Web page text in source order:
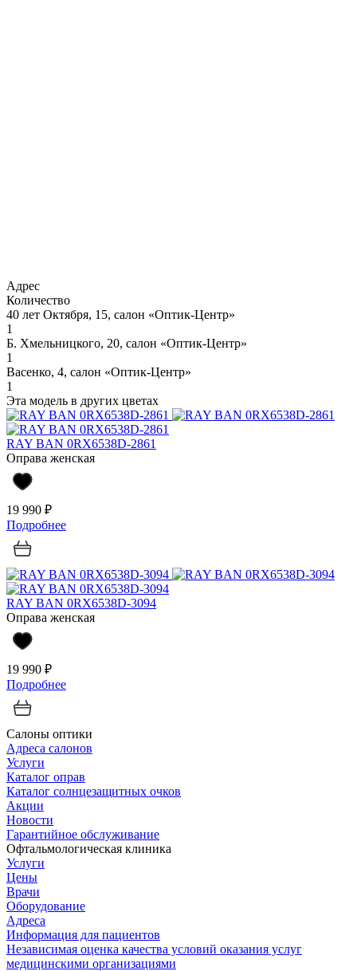
Адрес
Количество
40 лет Октября, 15, салон «Оптик-Центр»
1
Б. Хмельницкого, 20, салон «Оптик-Центр»
1
Васенко, 4, салон «Оптик-Центр»
1
Эта модель в других цветах
RAY BAN 0RX6538D-2861
Оправа женская
19 990 ₽
Подробнее
RAY BAN 0RX6538D-3094
Оправа женская
19 990 ₽
Подробнее
Салоны оптики
Адреса салонов
Услуги
Каталог оправ
Каталог солнцезащитных очков
Акции
Новости
Гарантийное обслуживание
Офтальмологическая клиника
Услуги
Цены
Врачи
Оборудование
Адреса
Информация для пациентов
Независимая оценка качества условий оказания услуг
медицинскими организациями